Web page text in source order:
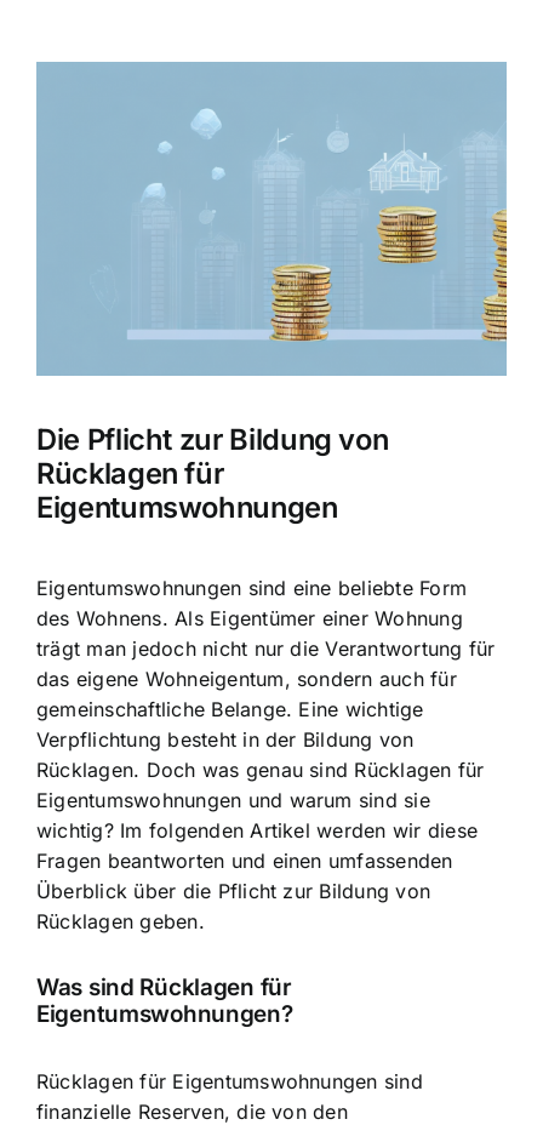
Die Pflicht zur Bildung von
Rücklagen für
Eigentumswohnungen
Eigentumswohnungen sind eine beliebte Form
des Wohnens. Als Eigentümer einer Wohnung
trägt man jedoch nicht nur dieVerantwortung für
das eigene Wohneigentum, sondern auch für
gemeinschaftliche Belange. Eine wichtige
Verpflichtung besteht in der Bildung von
Rücklagen. Doch was genau sind Rücklagen für
Eigentumswohnungen und warum sind sie
wichtig? Im folgenden Artikel werden wir diese
Fragen beantworten und einen umfassenden
Überblick über die Pflicht zur Bildung von
Rücklagen geben.
Was sind Rücklagen für
Eigentumswohnungen?
Rücklagen für Eigentumswohnungen sind
finanzielle Reserven, die von den